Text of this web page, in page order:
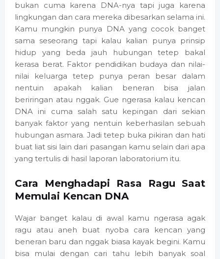
bukan cuma karena DNA-nya tapi juga karena
lingkungan dan cara mereka dibesarkan selama ini.
Kamu mungkin punya DNA yang cocok banget
sama seseorang tapi kalau kalian punya prinsip
hidup yang beda jauh hubungan tetep bakal
kerasa berat. Faktor pendidikan budaya dan nilai-
nilai keluarga tetep punya peran besar dalam
nentuin apakah kalian beneran bisa jalan
beriringan atau nggak. Gue ngerasa kalau kencan
DNA ini cuma salah satu kepingan dari sekian
banyak faktor yang nentuin keberhasilan sebuah
hubungan asmara. Jadi tetep buka pikiran dan hati
buat liat sisi lain dari pasangan kamu selain dari apa
yang tertulis di hasil laporan laboratorium itu.
Cara Menghadapi Rasa Ragu Saat
Memulai Kencan DNA
Wajar banget kalau di awal kamu ngerasa agak
ragu atau aneh buat nyoba cara kencan yang
beneran baru dan nggak biasa kayak begini. Kamu
bisa mulai dengan cari tahu lebih banyak soal